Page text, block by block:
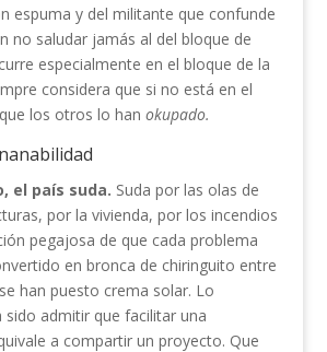
espuma y del militante que confunde
no saludar jamás al del bloque de
especialmente en el bloque de la
considera que si no está en el
los otros lo han okupado.
el país suda. Suda por las olas de
por la vivienda, por los incendios
pegajosa de que cada problema
en bronca de chiringuito entre
han puesto crema solar. Lo
sido admitir que facilitar una
a compartir un proyecto. Que